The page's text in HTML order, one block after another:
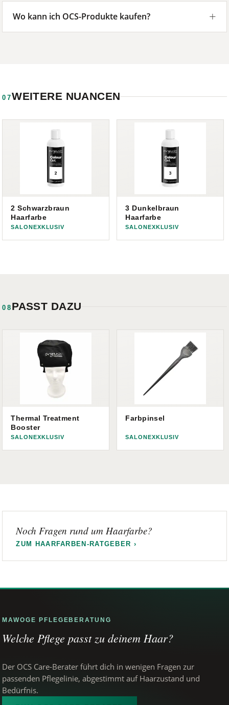
Wo kann ich OCS-Produkte kaufen?
07WEITERE NUANCEN
2 Schwarzbraun
Haarfarbe
SALONEXKLUSIV
3 Dunkelbraun
Haarfarbe
SALONEXKLUSIV
08 PASST DAZU
Thermal Treatment
Booster
SALONEXKLUSIV
Farbpinsel
SALONEXKLUSIV
Noch Fragen rund um Haarfarbe?
ZUM HAARFARBEN-RATGEBER ›
MAWOGE PFLEGEBERATUNG
Welche Pflege passt zu deinem Haar?
Der OCS Care-Berater führt dich in wenigen Fragen zur
passenden Pflegelinie, abgestimmt auf Haarzustand und
Bedürfnis.